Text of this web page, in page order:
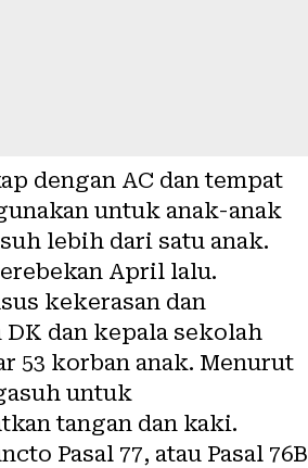
dengan AC dan tempat
untuk anak-anak
lebih dari satu anak.
April lalu.
kekerasan dan
dan kepala sekolah
53 korban anak. Menurut
untuk
tangan dan kaki.
Pasal 77, atau Pasal 76B